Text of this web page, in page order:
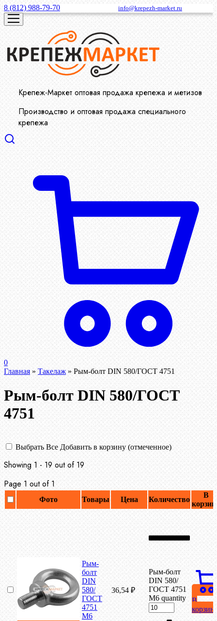
8 (812) 988-79-70 info@krepezh-market.ru
Крепеж-Маркет оптовая продажа крепежа и метизов
Производство и оптовая продажа специального
крепежа
0
Главная » Такелаж» Рым-болт DIN 580/ГОСТ 4751
Рым-болт DIN 580/ГОСТ
4751
Выбрать Все Добавить в корзину (отмеченное)
Showing 1 - 19 out of 19
Page 1 out of 1
Фото Товары Цена Количество
В
Рым-
болт
DIN
580/
ГОСТ
4751
М6
36,54 ₽
Рым-болт
DIN 580/
ГОСТ 4751
М6 quantity
В